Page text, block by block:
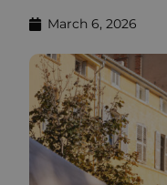
March 6, 2026